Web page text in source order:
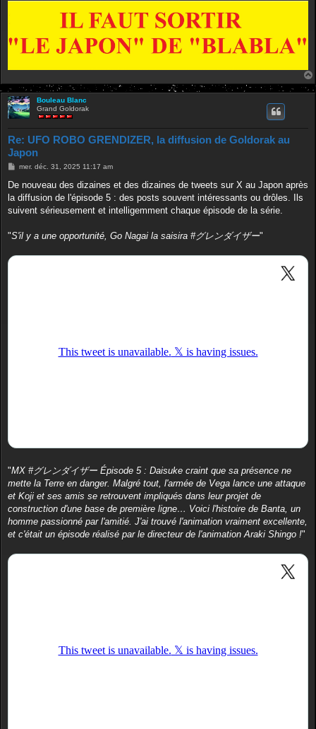
Bouleau Blanc
Grand Goldorak
Re: UFO ROBO GRENDIZER, la diffusion de Goldorak au
Japon
M
s
a
g
mer. déc. 31, 2025 11:17 am
De nouveau des dizaines et des dizaines de tweets sur X au Japon après
la diffusion de l'épisode 5 : des posts souvent intéressants ou drôles. Ils
suivent sérieusement et intelligemment chaque épisode de la série.
"S'il y a une opportunité, Go Nagai la saisira #グレンダイザー"
"MX #グレンダイザー Épisode 5 : Daisuke craint que sa présence ne
mette la Terre en danger. Malgré tout, l'armée de Vega lance une attaque
et Koji et ses amis se retrouvent impliqués dans leur projet de
construction d'une base de première ligne… Voici l'histoire de Banta, un
homme passionné par l'amitié. J'ai trouvé l'animation vraiment excellente,
et c'était un épisode réalisé par le directeur de l'animation Araki Shingo !"